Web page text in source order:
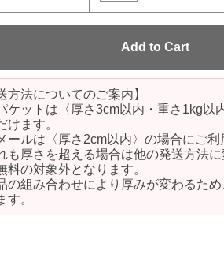
方法についてのご案内】
ケットは〈厚さ3cm以内・重さ1kg以
けます。
ールは〈厚さ2cm以内〉の場合にご
も厚さを超える場合は他の発送方法
料の対象外となります。
の組み合わせにより厚みが変わるた
す。